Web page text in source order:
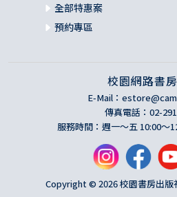
全部特惠案
預約專區
校園網路書
E-Mail：
傳真電話：02-
服務時間：週一～五 10:00～
Copyright © 2026 校園書房出